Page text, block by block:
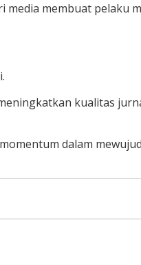
membuat pelaku
kualitas
dalam